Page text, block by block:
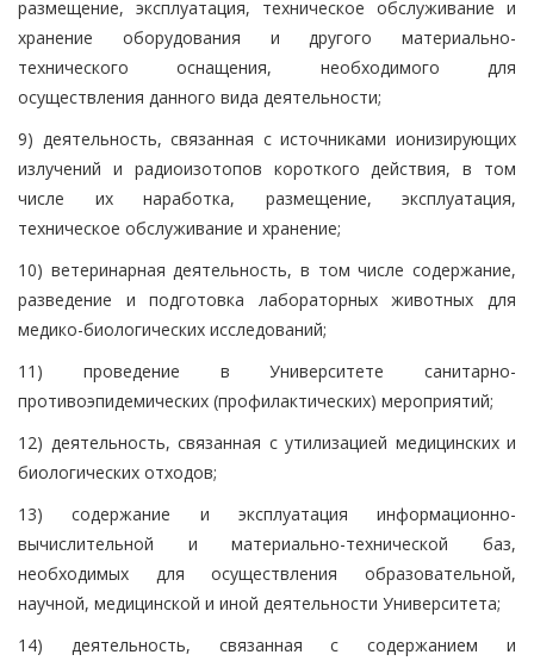
размещение, эксплуатация, техническое обслуживание и
хранение оборудования и другого материально-
технического оснащения, необходимого для
осуществления данного вида деятельности;
9) деятельность, связанная с источниками ионизирующих
излучений и радиоизотопов короткого действия, в том
числе их наработка, размещение, эксплуатация,
техническое обслуживание и хранение;
10) ветеринарная деятельность, в том числе содержание,
разведение и подготовка лабораторных животных для
медико-биологических исследований;
11) проведение в Университете санитарно-
противоэпидемических (профилактических) мероприятий;
12) деятельность, связанная с утилизацией медицинских и
биологических отходов;
13) содержание и эксплуатация информационно-
вычислительной и материально-технической баз,
необходимых для осуществления образовательной,
научной, медицинской и иной деятельности Университета;
14) деятельность, связанная с содержанием и